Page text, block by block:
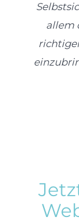
allem